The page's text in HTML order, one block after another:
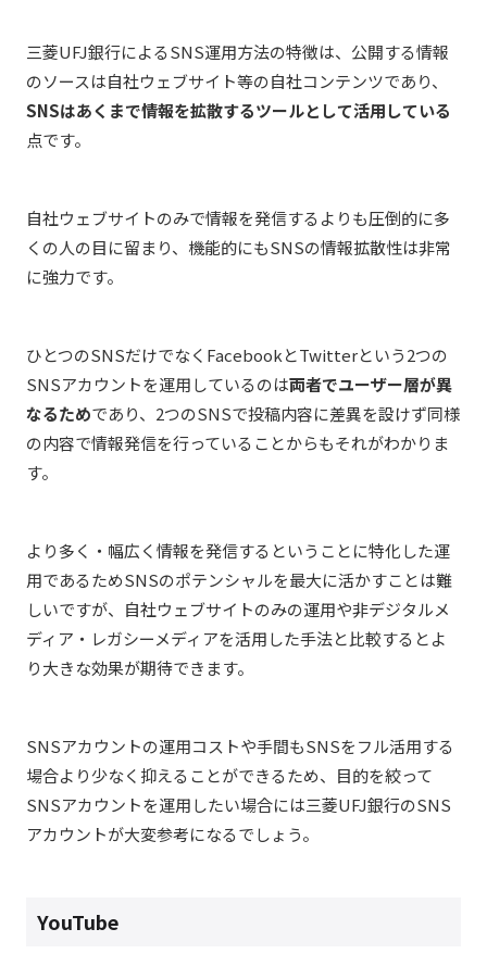
三菱UFJ銀行によるSNS運用方法の特徴は、公開する情報
のソースは自社ウェブサイト等の自社コンテンツであり、
SNSはあくまで情報を拡散するツールとして活用している
点です。
自社ウェブサイトのみで情報を発信するよりも圧倒的に多
くの人の目に留まり、機能的にもSNSの情報拡散性は非常
に強力です。
ひとつのSNSだけでなくFacebookとTwitterという2つの
SNSアカウントを運用しているのは両者でユーザー層が異
なるためであり、2つのSNSで投稿内容に差異を設けず同様
の内容で情報発信を行っていることからもそれがわかりま
す。
より多く・幅広く情報を発信するということに特化した運
用であるためSNSのポテンシャルを最大に活かすことは難
しいですが、自社ウェブサイトのみの運用や非デジタルメ
ディア・レガシーメディアを活用した手法と比較するとよ
り大きな効果が期待できます。
SNSアカウントの運用コストや手間もSNSをフル活用する
場合より少なく抑えることができるため、目的を絞って
SNSアカウントを運用したい場合には三菱UFJ銀行のSNS
アカウントが大変参考になるでしょう。
YouTube